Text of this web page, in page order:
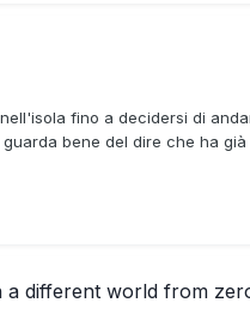
fino a decidersi di
bene del dire che ha
a different world from